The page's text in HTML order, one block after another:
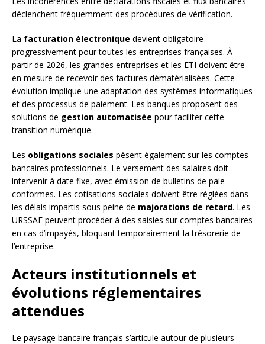
déclenchent fréquemment des procédures de vérification.
La facturation électronique devient obligatoire
progressivement pour toutes les entreprises françaises. À
partir de 2026, les grandes entreprises et les ETI doivent être
en mesure de recevoir des factures dématérialisées. Cette
évolution implique une adaptation des systèmes informatiques
et des processus de paiement. Les banques proposent des
solutions de gestion automatisée pour faciliter cette
transition numérique.
Les obligations sociales pèsent également sur les comptes
bancaires professionnels. Le versement des salaires doit
intervenir à date fixe, avec émission de bulletins de paie
conformes. Les cotisations sociales doivent être réglées dans
les délais impartis sous peine de majorations de retard. Les
URSSAF peuvent procéder à des saisies sur comptes bancaires
en cas d’impayés, bloquant temporairement la trésorerie de
l’entreprise.
Acteurs institutionnels et
évolutions réglementaires
attendues
Le paysage bancaire français s’articule autour de plusieurs